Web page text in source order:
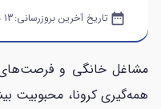
date_range تاریخ آخرین بروزرسانی:13 دی 1403
مشاغل خانگی و فرصت‌های
همه‌گیری کرونا، محبوبیت